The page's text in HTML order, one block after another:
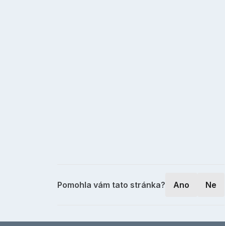
Pomohla vám tato stránka? Ano Ne